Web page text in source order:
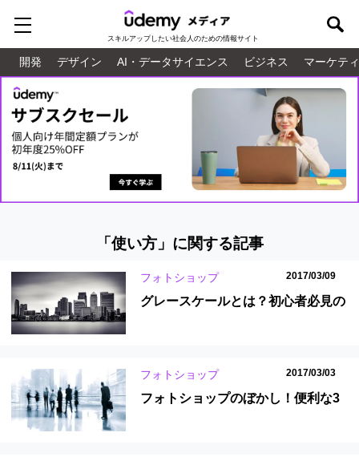
スキルアップしたい社会人のための情報サイト
開発 デザイン AI・データサイエンス ビジネス マーケテ
「使い方」に関する記事
フォトショップ 2017/03/09
グレースケールとは？初心者必見の
フォトショップ 2017/03/03
フォトショップのぼかし！便利な3